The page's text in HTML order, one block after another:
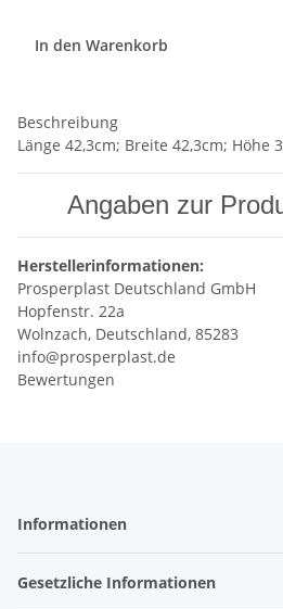
In den Warenkorb
Beschreibung
Länge 42,3cm; Breite 42,3cm; Höhe
Angaben zur
Herstellerinformationen:
Prosperplast Deutschland GmbH
Hopfenstr. 22a
Wolnzach, Deutschland, 85283
info@prosperplast.de
Bewertungen
Informationen
Gesetzliche Informationen